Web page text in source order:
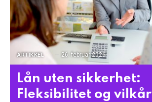
ARTIKKEL 26. februar 2026
Lån uten sikkerhet:
Fleksibilitet og vilkår